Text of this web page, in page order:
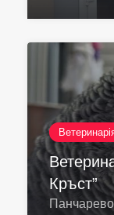
Кръст”